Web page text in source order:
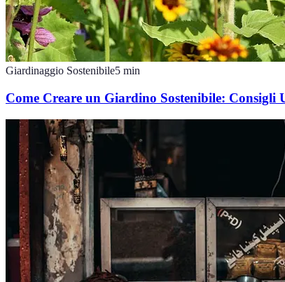
Giardinaggio Sostenibile5 min
Come Creare un Giardino Sostenibile: